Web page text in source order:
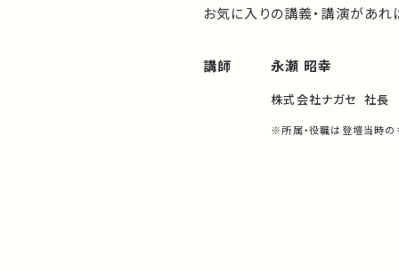
お気に入りの講義・講演があれ
講師 永瀬 昭幸
株式会社ナガセ 社長
※所属・役職は登壇当時の